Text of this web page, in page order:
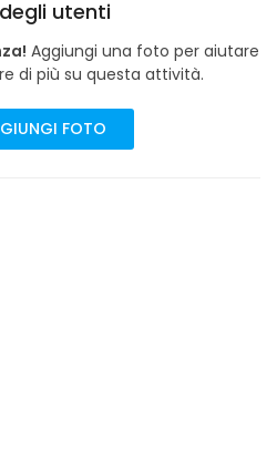
utenti
Aggiungi una foto per aiutare
di più su questa attività.
FOTO